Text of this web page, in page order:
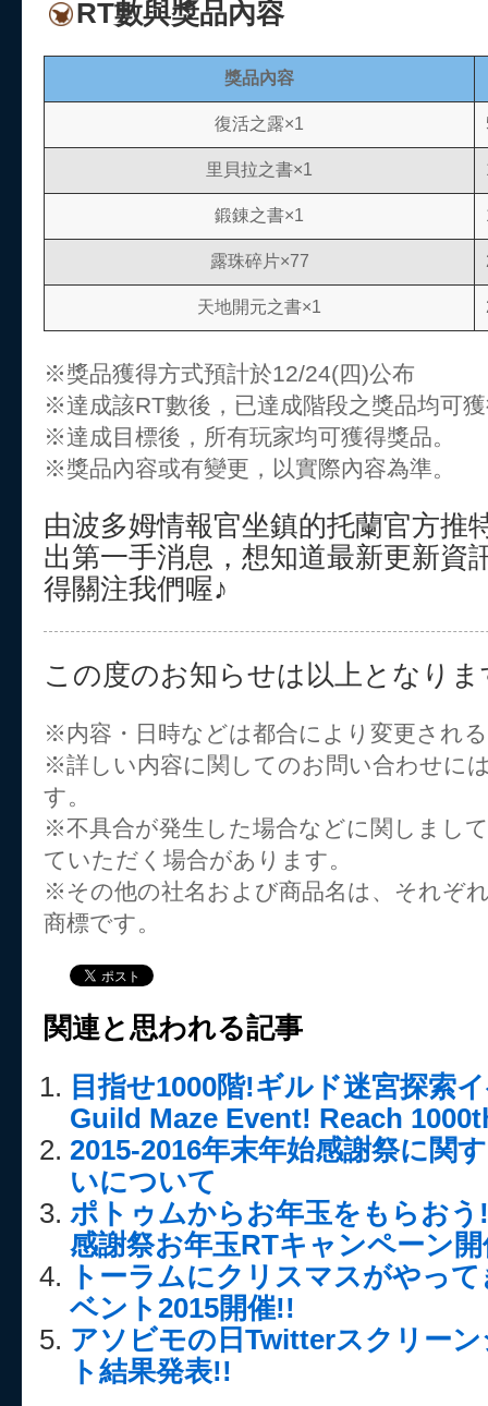
RT數與獎品內容
獎品內容
復活之露×1
里貝拉之書×1
鍛錬之書×1
露珠碎片×77
天地開元之書×1
※獎品獲得方式預計於12/24(四)公布
※達成該RT數後，已達成階段之獎品均可
※達成目標後，所有玩家均可獲得獎品。
※獎品內容或有變更，以實際內容為準。
由波多姆情報官坐鎮的托蘭官方推
出第一手消息，想知道最新更新資
得關注我們喔♪
この度のお知らせは以上となりま
※内容・日時などは都合により変更され
※詳しい内容に関してのお問い合わせに
す。
※不具合が発生した場合などに関しまし
ていただく場合があります。
※その他の社名および商品名は、それぞ
商標です。
関連と思われる記事
目指せ1000階!ギルド迷宮探索
Guild Maze Event! Reach
2015-2016年末年始感謝祭に関
いについて
ポトゥムからお年玉をもらおう
感謝祭お年玉RTキャンペーン
トーラムにクリスマスがやっ
ベント2015開催!!
アソビモの日Twitterスクリー
ト結果発表!!